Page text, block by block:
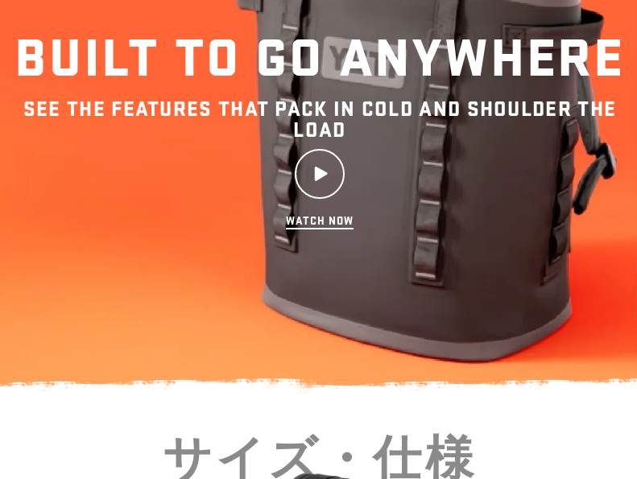
バックパッククーラーのお手入れ方法は？
新しいHopper® M12は、M20と何が違います
Hopper® ソフトクーラーは防水仕様ですか？
BUILT TO GO ANYWHERE
SEE THE FEATURES THAT PACK IN COLD AND SHOULDER THE
LOAD
WATCH NOW
サイズ・仕様